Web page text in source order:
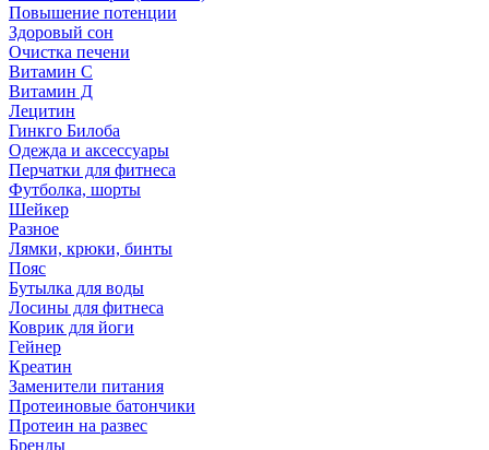
Повышение потенции
Здоровый сон
Очистка печени
Витамин С
Витамин Д
Лецитин
Гинкго Билоба
Одежда и аксессуары
Перчатки для фитнеса
Футболка, шорты
Шейкер
Разное
Лямки, крюки, бинты
Пояс
Бутылка для воды
Лосины для фитнеса
Коврик для йоги
Гейнер
Креатин
Заменители питания
Протеиновые батончики
Протеин на развес
Бренды